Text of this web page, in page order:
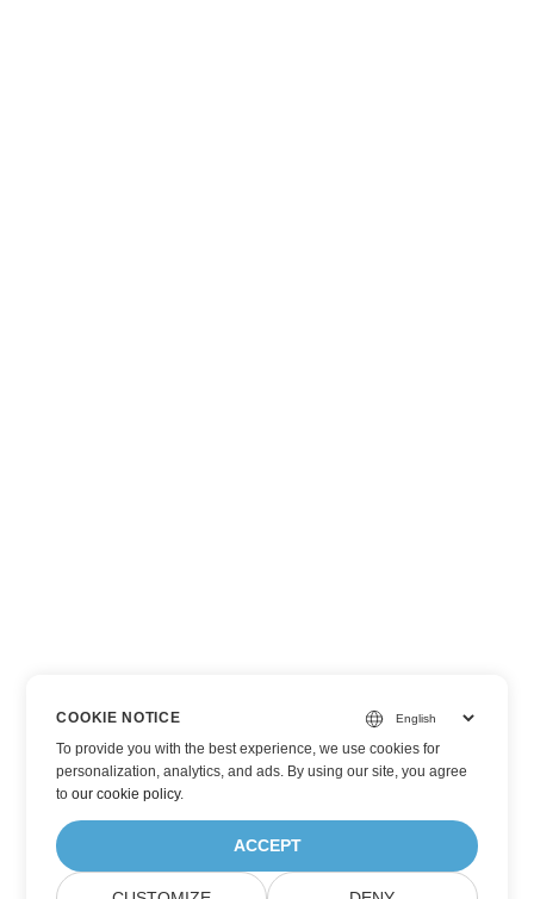
COOKIE NOTICE
To provide you with the best experience, we use cookies for
personalization, analytics, and ads. By using our site, you agree
toour cookie policy.
ACCEPT